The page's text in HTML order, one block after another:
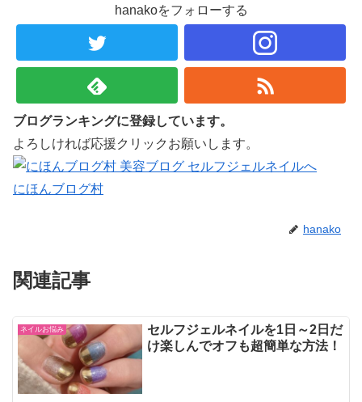
hanakoをフォローする
ブログランキングに登録しています。
よろしければ応援クリックお願いします。
にほんブログ村
hanako
関連記事
ネイルお悩み
セルフジェルネイルを1日～2日だ
け楽しんでオフも超簡単な方法！